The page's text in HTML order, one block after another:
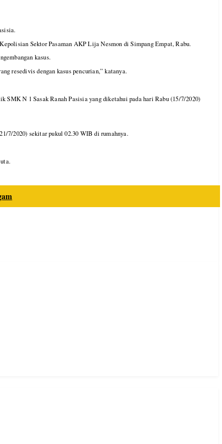
Sektor Pasaman AKP Lija Nesmon di Simpang Empat, Rabu.
kasus.
resedivis dengan kasus pencurian,” katanya.
SMK N 1 Sasak Ranah Pasisia yang diketahui pada hari Rabu (15/7/2020)
7/2020) sekitar pukul 02.30 WIB di rumahnya.